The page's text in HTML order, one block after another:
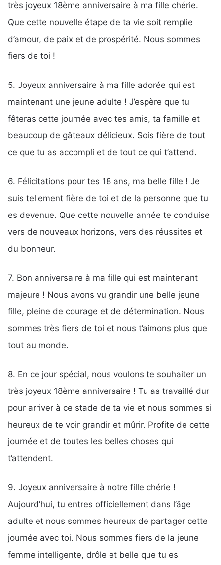
très joyeux 18ème anniversaire à ma fille chérie.
Que cette nouvelle étape de ta vie soit remplie
d’amour, de paix et de prospérité. Nous sommes
fiers de toi !
5. Joyeux anniversaire à ma fille adorée qui est
maintenant une jeune adulte ! J’espère que tu
fêteras cette journée avec tes amis, ta famille et
beaucoup de gâteaux délicieux. Sois fière de tout
ce que tu as accompli et de tout ce qui t’attend.
6. Félicitations pour tes 18 ans, ma belle fille ! Je
suis tellement fière de toi et de la personne que tu
es devenue. Que cette nouvelle année te conduise
vers de nouveaux horizons, vers des réussites et
du bonheur.
7. Bon anniversaire à ma fille qui est maintenant
majeure ! Nous avons vu grandir une belle jeune
fille, pleine de courage et de détermination. Nous
sommes très fiers de toi et nous t’aimons plus que
tout au monde.
8. En ce jour spécial, nous voulons te souhaiter un
très joyeux 18ème anniversaire ! Tu as travaillé dur
pour arriver à ce stade de ta vie et nous sommes si
heureux de te voir grandir et mûrir. Profite de cette
journée et de toutes les belles choses qui
t’attendent.
9. Joyeux anniversaire à notre fille chérie !
Aujourd’hui, tu entres officiellement dans l’âge
adulte et nous sommes heureux de partager cette
journée avec toi. Nous sommes fiers de la jeune
femme intelligente, drôle et belle que tu es